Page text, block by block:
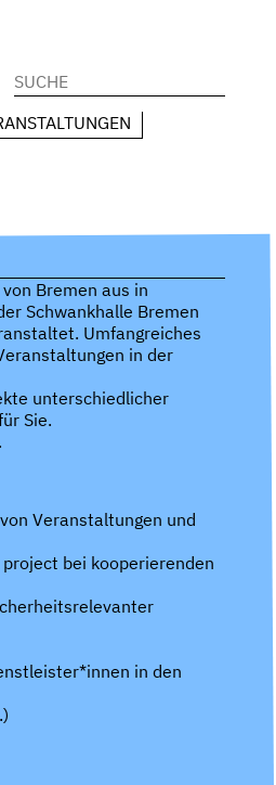
Suchen
nach:
Bremen aus in
Schwankhalle Bremen
Umfangreiches
in der
unterschiedlicher
Sie.
Veranstaltungen und
bei kooperierenden
in den